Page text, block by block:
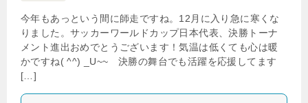
今年もあっという間に師走ですね。12月に入り急に寒くな
りました。サッカーワールドカップ日本代表、決勝トーナ
メント進出おめでとうございます！気温は低くても心は暖
かですね( ^^) _U~~ 決勝の舞台でも活躍を応援してます
[…]